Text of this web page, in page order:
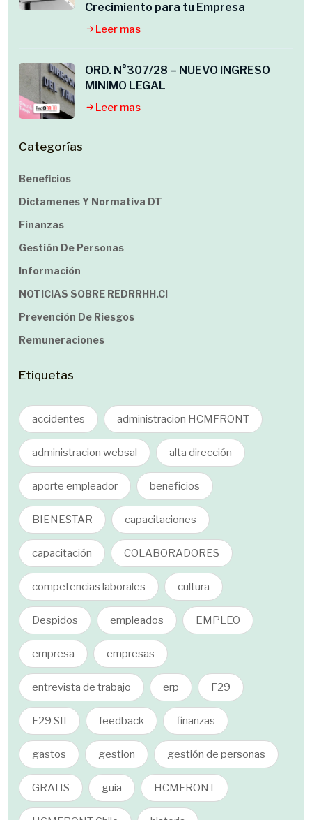
Crecimiento para tu Empresa
Leer mas
ORD. N°307/28 – NUEVO INGRESO
MINIMO LEGAL
Leer mas
Categorías
Beneficios
Dictamenes Y Normativa DT
Finanzas
Gestión De Personas
Información
NOTICIAS SOBRE REDRRHH.cl
Prevención De Riesgos
Remuneraciones
Etiquetas
accidentes administracion HCMFRONT
administracion websal alta dirección
aporte empleador beneficios
BIENESTAR capacitaciones
capacitación COLABORADORES
competencias laborales cultura
Despidos empleados EMPLEO
empresa empresas
entrevista de trabajo erp F29
F29 SII feedback finanzas
gastos gestion gestión de personas
GRATIS guia HCMFRONT